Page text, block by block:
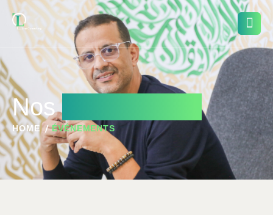
Nos
HOME ÉVÉNEMENTS